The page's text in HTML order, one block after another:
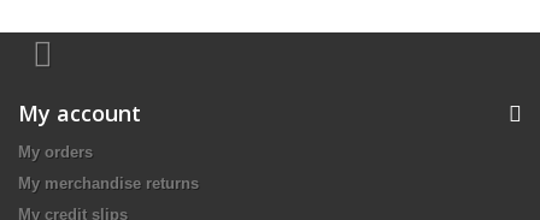
My account
My orders
My merchandise returns
My credit slips